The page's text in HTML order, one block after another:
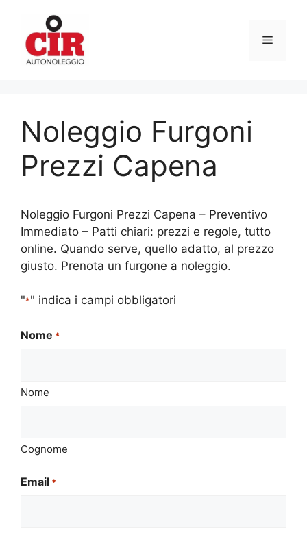
contenuto
Menu
Noleggio Furgoni
Prezzi Capena
Noleggio Furgoni Prezzi Capena – Preventivo
Immediato – Patti chiari: prezzi e regole, tutto
online. Quando serve, quello adatto, al prezzo
giusto. Prenota un furgone a noleggio.
"*" indica i campi obbligatori
Nome *
Nome
Cognome
Email *